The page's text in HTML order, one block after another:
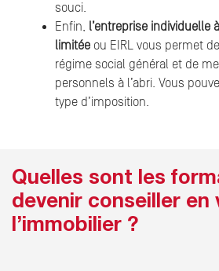
souci.
Enfin, l’entreprise individuelle
limitée ou EIRL vous permet
régime social général et de
personnels à l’abri. Vous
type d’imposition.
Quelles sont les
devenir conseiller en
l’immobilier ?